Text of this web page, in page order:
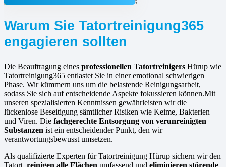
Warum Sie Tatortreinigung365
engagieren sollten
Die Beauftragung eines professionellen Tatortreinigers Hürup wie
Tatortreinigung365 entlastet Sie in einer emotional schwierigen
Phase. Wir kümmern uns um die belastende Reinigungsarbeit,
sodass Sie sich auf entscheidende Aspekte fokussieren können.Mit
unseren spezialisierten Kenntnissen gewährleisten wir die
lückenlose Beseitigung sämtlicher Risiken wie Keime, Bakterien
und Viren. Die fachgerechte Entsorgung von verunreinigten
Substanzen ist ein entscheidender Punkt, den wir
verantwortungsbewusst umsetzen.
Als qualifizierte Experten für Tatortreinigung Hürup sichern wir den
Tatort, reinigen alle Flächen umfassend und eliminieren störende